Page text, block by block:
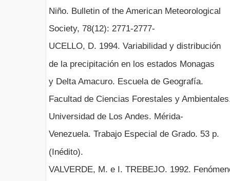
Niño. Bulletin of the American Meteorological
Society, 78(12): 2771-2777-
UCELLO, D. 1994. Variabilidad y distribución
de la precipitación en los estados Monagas
y Delta Amacuro. Escuela de Geografía.
Facultad de Ciencias Forestales y
Universidad de Los Andes. Mérida-
Venezuela. Trabajo Especial de Grado. 53 p.
(Inédito).
VALVERDE, M. e I. TREBEJO. 1992.